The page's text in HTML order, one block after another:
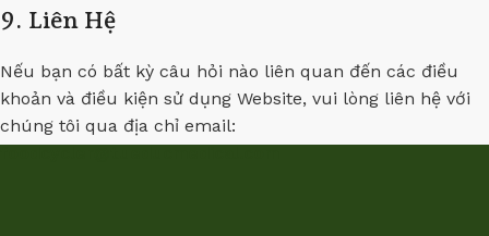
9. Liên Hệ
Nếu bạn có bất kỳ câu hỏi nào liên quan đến các điều
khoản và điều kiện sử dụng Website, vui lòng liên hệ với
chúng tôi qua địa chỉ email: